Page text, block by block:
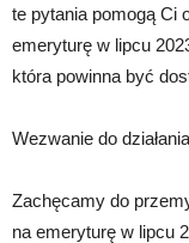
te pytania pomogą Ci
emeryturę w lipcu
która powinna być
Wezwanie do
Zachęcamy do
na emeryturę w lipcu